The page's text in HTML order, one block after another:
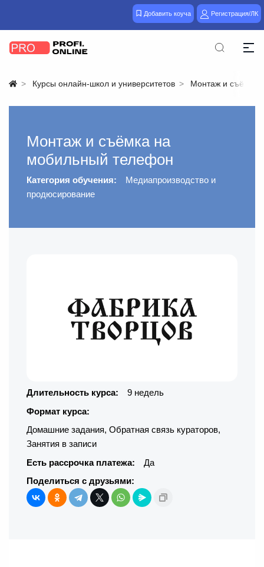
Добавить коуча Регистрация/ЛК
Курсы онлайн-школ и университетов Монтаж и съёмка
Монтаж и съёмка на
мобильный телефон
Категория обучения:
Медиапроизводство и
продюсирование
Длительность курса:
9 недель
Формат курса:
Домашние задания, Обратная связь кураторов,
Занятия в записи
Есть рассрочка платежа:
Да
Поделиться с друзьями: